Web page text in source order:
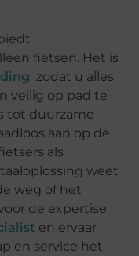
fietsen. Het is
zodat u alles
veilig op pad te
tot duurzame
aan op de
als
weet
weg of het
de expertise
en ervaar
en service het